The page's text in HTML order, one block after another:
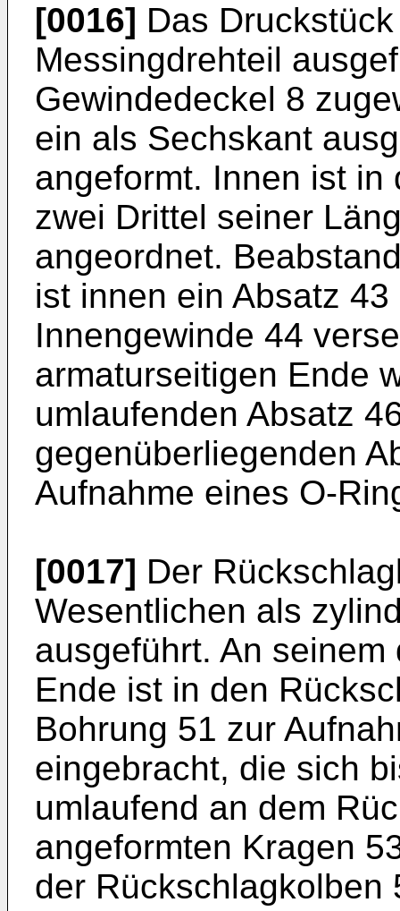
[0016] Das
Messingdrehteil
Gewindedeckel 8
ein als Sechskant
angeformt. Innen ist in
zwei Drittel seiner
angeordnet.
ist innen ein Absatz
Innengewinde 44
armaturseitigen Ende
umlaufenden Absatz
gegenüberliegenden
Aufnahme eines O-
[0017] Der
Wesentlichen als
ausgeführt. An
Ende ist in den
Bohrung 51 zur
eingebracht, die sich
umlaufend an dem
angeformten Kragen
der Rückschlagkolben